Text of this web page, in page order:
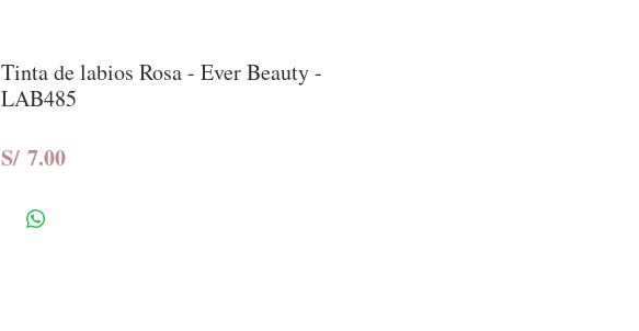
Tinta de labios Rosa - Ever Beauty -
LAB485
S/ 7.00Precio